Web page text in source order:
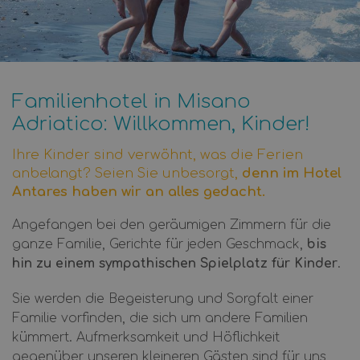
Familienhotel in Misano
Adriatico: Willkommen, Kinder!
Das Hotel Antaresist ein spezialisiertes 2-Sterne-
Hotel Antares auf einen Blick
Bewertung:4,4/5 auf Google und TripAdvisor (Stand
Lage:Nur wenige Schritte vom Sandstrand von
Familien-Vorteil:Kinder bis 7 Jahre übernachten in
Verpflegung: Kindergerechte Menüs und
Das Hotel Antares wird auf Google mit 4,4/5
Ihre Kinder sind verwöhnt, was die Ferien
anbelangt? Seien Sie unbesorgt, denn im Hotel
Antares haben wir an alles gedacht.
Angefangen bei den geräumigen Zimmern für die
ganze Familie, Gerichte für jeden Geschmack, bis
hin zu einem sympathischen Spielplatz für Kinder.
Sie werden die Begeisterung und Sorgfalt einer
Familie vorfinden, die sich um andere Familien
kümmert. Aufmerksamkeit und Höflichkeit
gegenüber unseren kleineren Gästen sind für uns